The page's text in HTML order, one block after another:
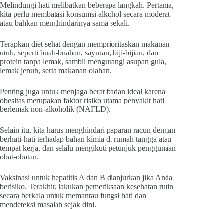
Melindungi hati melibatkan beberapa langkah. Pertama,
kita perlu membatasi konsumsi alkohol secara moderat
atau bahkan menghindarinya sama sekali.
Terapkan diet sehat dengan memprioritaskan makanan
utuh, seperti buah-buahan, sayuran, biji-bijian, dan
protein tanpa lemak, sambil mengurangi asupan gula,
lemak jenuh, serta makanan olahan.
Penting juga untuk menjaga berat badan ideal karena
obesitas merupakan faktor risiko utama penyakit hati
berlemak non-alkoholik (NAFLD).
Selain itu, kita harus menghindari paparan racun dengan
berhati-hati terhadap bahan kimia di rumah tangga atau
tempat kerja, dan selalu mengikuti petunjuk penggunaan
obat-obatan.
Vaksinasi untuk hepatitis A dan B dianjurkan jika Anda
berisiko. Terakhir, lakukan pemeriksaan kesehatan rutin
secara berkala untuk memantau fungsi hati dan
mendeteksi masalah sejak dini.